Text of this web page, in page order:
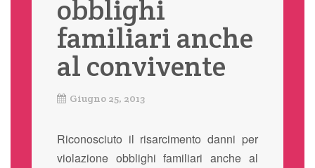
obblighi
familiari anche
al convivente
Giugno 25, 2013
Riconosciuto il risarcimento danni per
violazione obblighi familiari anche al